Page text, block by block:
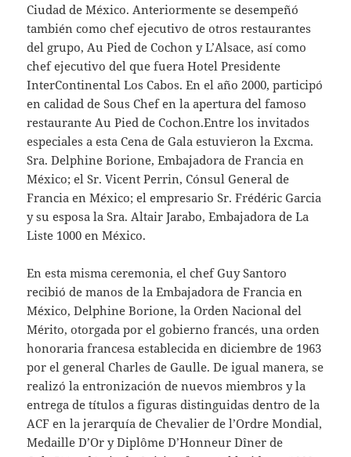
Ciudad de México. Anteriormente se desempeñó
también como chef ejecutivo de otros restaurantes
del grupo, Au Pied de Cochon y L’Alsace, así como
chef ejecutivo del que fuera Hotel Presidente
InterContinental Los Cabos. En el año 2000, participó
en calidad de Sous Chef en la apertura del famoso
restaurante Au Pied de Cochon.Entre los invitados
especiales a esta Cena de Gala estuvieron la Excma.
Sra. Delphine Borione, Embajadora de Francia en
México; el Sr. Vicent Perrin, Cónsul General de
Francia en México; el empresario Sr. Frédéric Garcia
y su esposa la Sra. Altair Jarabo, Embajadora de La
Liste 1000 en México.
En esta misma ceremonia, el chef Guy Santoro
recibió de manos de la Embajadora de Francia en
México, Delphine Borione, la Orden Nacional del
Mérito, otorgada por el gobierno francés, una orden
honoraria francesa establecida en diciembre de 1963
por el general Charles de Gaulle. De igual manera, se
realizó la entronización de nuevos miembros y la
entrega de títulos a figuras distinguidas dentro de la
ACF en la jerarquía de Chevalier de l’Ordre Mondial,
Medaille D’Or y Diplôme D’Honneur Dîner de